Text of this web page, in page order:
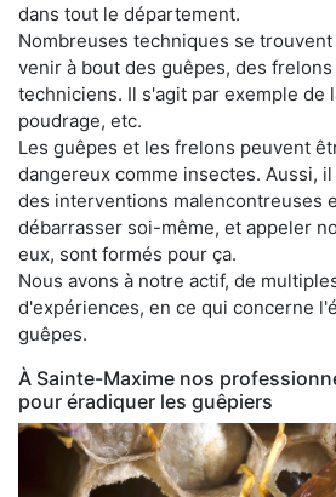
dans tout le département.
Nombreuses techniques se
venir à bout des guêpes, des
techniciens. Il s'agit par exemple de
poudrage, etc.
Les guêpes et les frelons peuvent
dangereux comme insectes. Aussi,
des interventions malencontreuses
débarrasser soi-même, et appeler
eux, sont formés pour ça.
Nous avons à notre actif, de
d'expériences, en ce qui concerne
guêpes.
À Sainte-Maxime nos
pour éradiquer les guêpiers